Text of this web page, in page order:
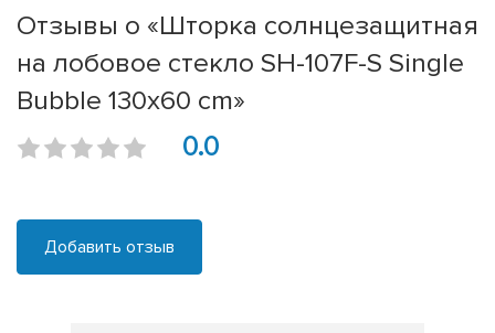
Отзывы о «Шторка солнцезащитная
на лобовое стекло SH-107F-S Single
Bubble 130x60 cm»
0.0
Добавить отзыв